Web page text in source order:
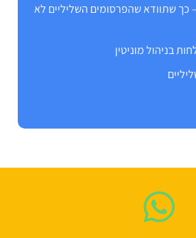
כך שתוודא שהפרסומים השליליים לא
בניהול מוניטין